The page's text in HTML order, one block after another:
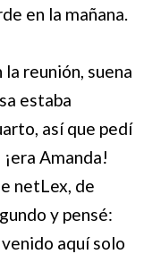
en la mañana.
reunión, suena
estaba
así que pedí
Amanda!
netLex, de
y pensé:
aquí solo